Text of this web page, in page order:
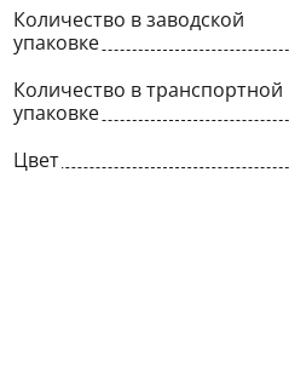
Количество в заводской
упаковке
Количество в транспортной
упаковке
Цвет